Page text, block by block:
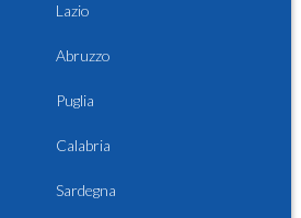
Lazio
Abruzzo
Puglia
Calabria
Sardegna